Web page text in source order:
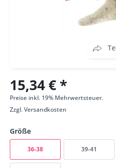
15,34 € *
Preise inkl. 19% Mehrwertsteuer.
Zzgl.Versandkosten
Größe
36-38 39-41